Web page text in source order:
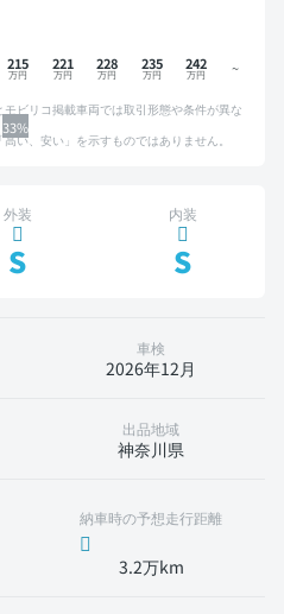
33%
215 221 228 235 242
ビリコ掲載車両では取引形態や条件が異な
い、安い」を示すものではありません。
外装
S
内装
S
車検
2026年12月
出品地域
神奈川県
納車時の予想走行距離
3.2万km